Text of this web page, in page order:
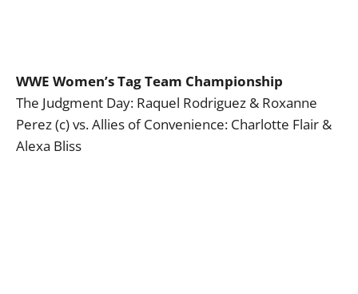
WWE Women’s Tag Team Championship
The Judgment Day: Raquel Rodriguez & Roxanne
Perez (c) vs. Allies of Convenience: Charlotte Flair &
Alexa Bliss